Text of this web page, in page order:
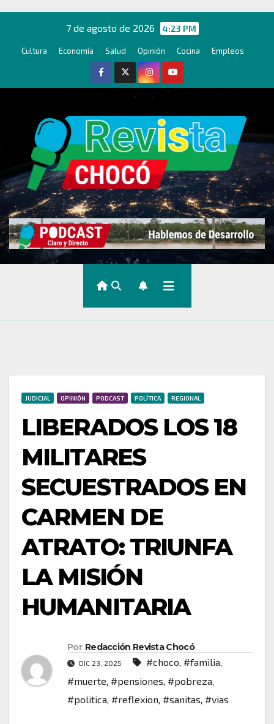
contenido
7 de agosto de 2026 4:23 PM
Cultura Economía Salud Opinión Cocina Empleos
JUDICIAL OPINIÓN PODCAST POLÍTICA REGIONAL
LIBERADOS LOS 18
MILITARES
SECUESTRADOS EN
CARMEN DE
ATRATO: TRIUNFA
LA MISIÓN
HUMANITARIA
Por Redacción Revista Chocó
DIC 23, 2025 #choco, #familia,
#muerte, #pensiones, #pobreza,
#politica, #reflexion, #sanitas, #vias